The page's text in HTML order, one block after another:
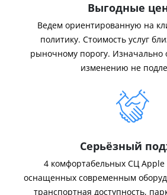
Выгодные
Ведем ориентированную на
политику. Стоимость услуг
рыночному порогу. Изначально
изменению не
Серьёзный
4 комфортабельных СЦ
оснащенных современным
транспортная доступность,